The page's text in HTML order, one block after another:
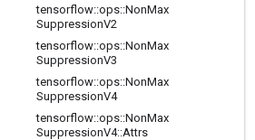
tensorflow::ops::NonMax
SuppressionV2
tensorflow::ops::NonMax
SuppressionV3
tensorflow::ops::NonMax
SuppressionV4
tensorflow::ops::NonMax
SuppressionV4::Attrs